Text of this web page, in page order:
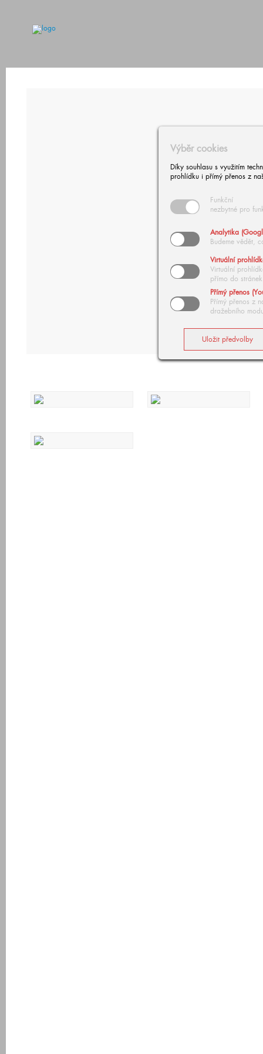
Výběr cookies
Díky souhlasu s využitím
prohlídku i přímý přenos z
Funkční
nezbytné pro
Analytika
Budeme vědět,
Virtuální
Virtuální
přímo do stránek
Přímý přenos
Přímý přenos z
dražebního